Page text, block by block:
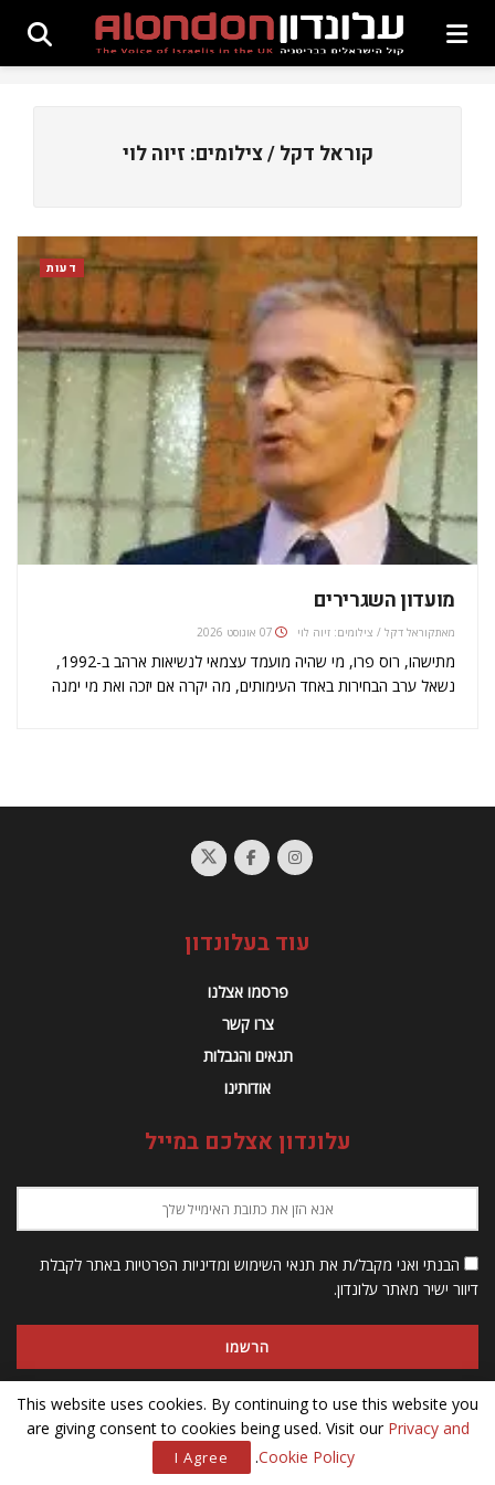
קוראל דקל / צילומים: זיוה לוי
דעות
מועדון השגרירים
מאתקוראל דקל / צילומים: זיוה לוי 07 אוגוסט 2026
מתישהו, רוס פרו, מי שהיה מועמד עצמאי לנשיאות ארהב ב-1992,
נשאל ערב הבחירות באחד העימותים, מה יקרה אם יזכה ואת מי ימנה
עוד בעלונדון
פרסמו אצלנו
צרו קשר
תנאים והגבלות
אודותינו
עלונדון אצלכם במייל
הבנתי ואני מקבל/ת את תנאי השימוש ומדיניות הפרטיות באתר לקבלת
דיוור ישיר מאתר עלונדון.
This website uses cookies. By continuing to use this website you
are giving consent to cookies being used. Visit our Privacy and
Cookie Policy
.
I Agree